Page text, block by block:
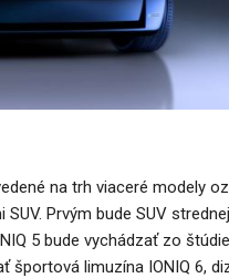
na trh viaceré modely
Prvým bude SUV
5 bude vychádzať zo
športová limuzína IONIQ 6,